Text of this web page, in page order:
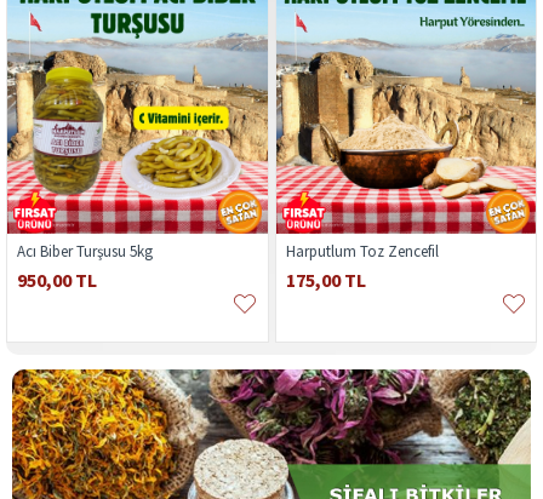
Acı Biber Turşusu 5kg
950,00 TL
Harputlum Toz Zencefil
175,00 TL